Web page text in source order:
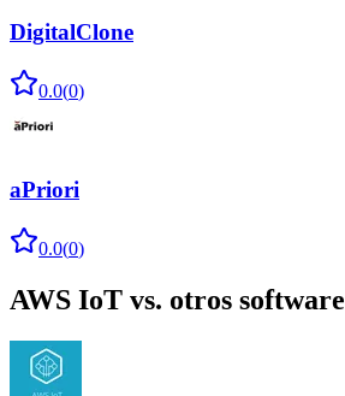
DigitalClone
0.0(0)
aPriori
0.0(0)
AWS IoT vs. otros software